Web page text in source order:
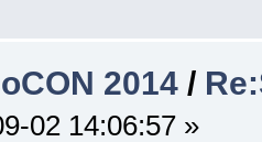
2014 /
02 14:06:57 »